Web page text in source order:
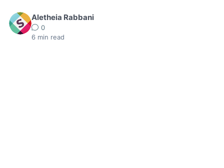
Aletheia Rabbani
0
6 min read